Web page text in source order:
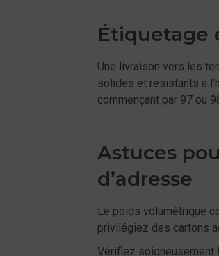
Étiquetage
Une livraison vers les
solides et résistants à
commençant par 97 ou
Astuces
d’adresse
Le poids volumétrique
privilégiez des cartons
Vérifiez soigneusement